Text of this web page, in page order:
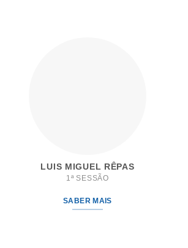
LUIS MIGUEL RÊPAS
1ª SESSÃO
SABER MAIS